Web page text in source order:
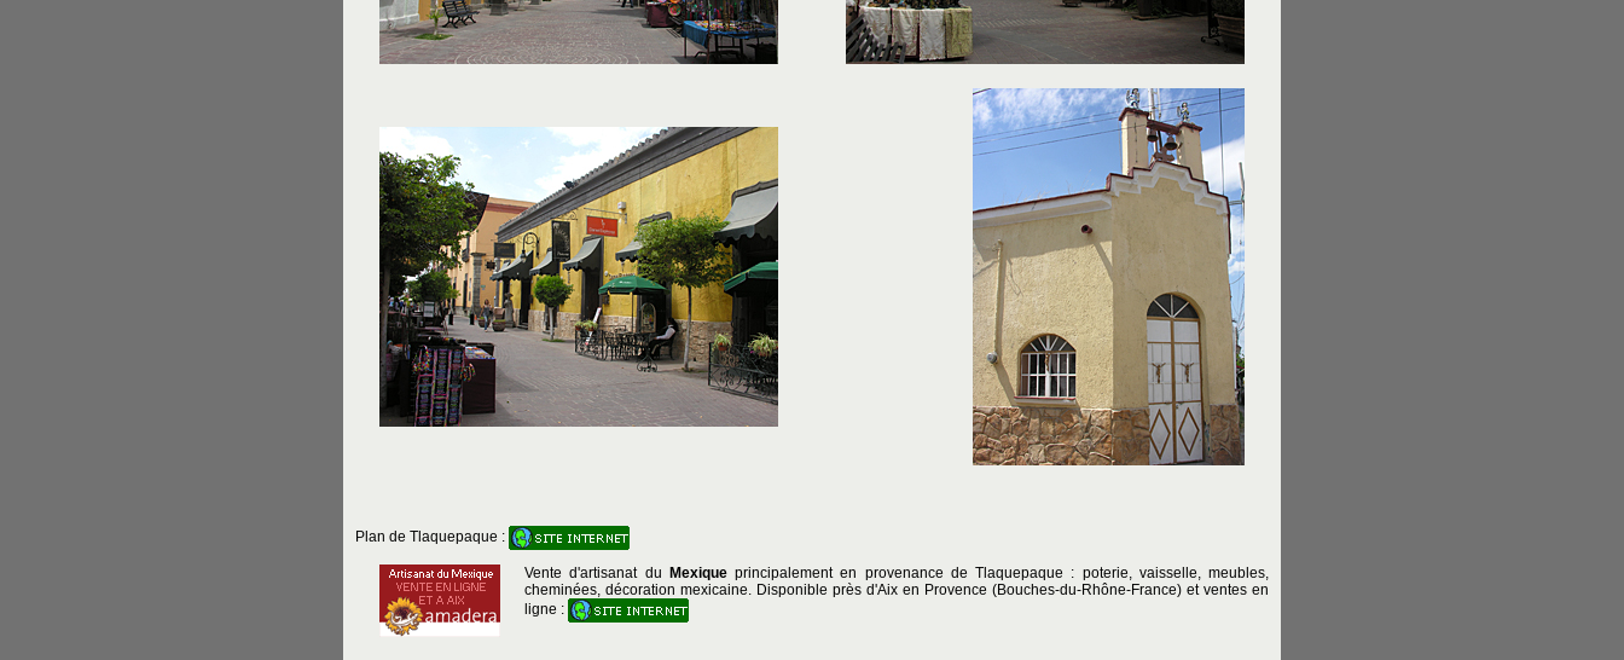
Plan de Tlaquepaque :
Vente d'artisanat du Mexiqueprincipalement en provenance de Tlaquepaque : poterie, vaisselle, meubles,
cheminées, décoration mexicaine. Disponible près d'Aix en Provence (Bouches-du-Rhône-France) et ventes en
ligne :